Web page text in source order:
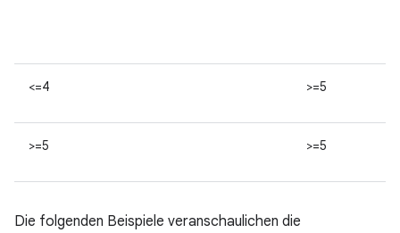
<=4 >=5
>=5 >=5
Die folgenden Beispiele veranschaulichen die